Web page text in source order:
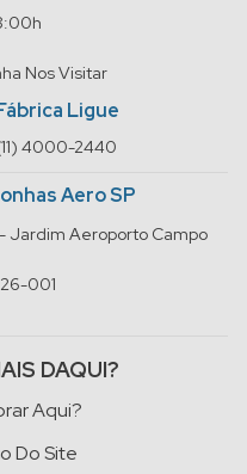
Nos Visitar
Ligue
4000-2440
Aero SP
Jardim Aeroporto Campo
001
DAQUI?
Aqui?
Do Site